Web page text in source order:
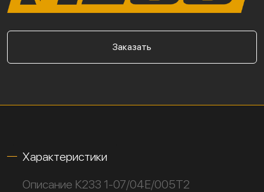
Заказать
Характеристики
Описание К233 1-07/04Е/005Т2